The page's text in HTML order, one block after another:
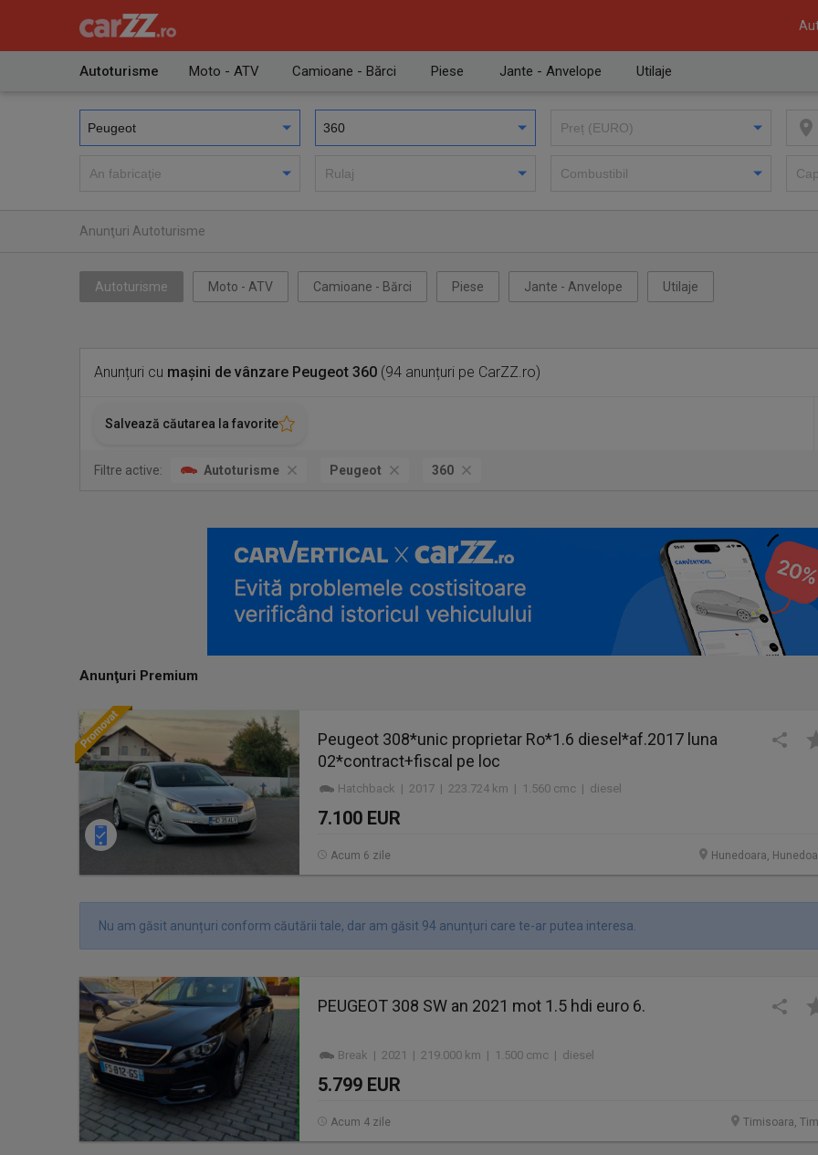
Autoturisme Moto - ATV Camioane - Bărci Piese Jante - Anvelope Utilaje
Anunţuri Autoturisme
Autoturisme Moto - ATV Camioane - Bărci Piese Jante - Anvelope Utilaje
Anunțuri cu mașini de vânzare Peugeot 360 (94 anunțuri pe CarZZ.ro)
Salvează căutarea la favorite
Filtre active: Autoturisme Peugeot 360
Anunţuri Premium
Peugeot 308*unic proprietar Ro*1.6 diesel*af.2017 luna
02*contract+fiscal pe loc
Hatchback | 2017 | 223.724 km | 1.560 cmc | diesel
7.100 EUR
Hunedoara,
Acum 6 zile
Nu am găsit anunțuri conform căutării tale, dar am găsit 94 anunțuri care te-ar putea interesa.
PEUGEOT 308 SW an 2021 mot 1.5 hdi euro 6.
Break | 2021 | 219.000 km | 1.500 cmc | diesel
5.799 EUR
Timisoara,
Acum 4 zile